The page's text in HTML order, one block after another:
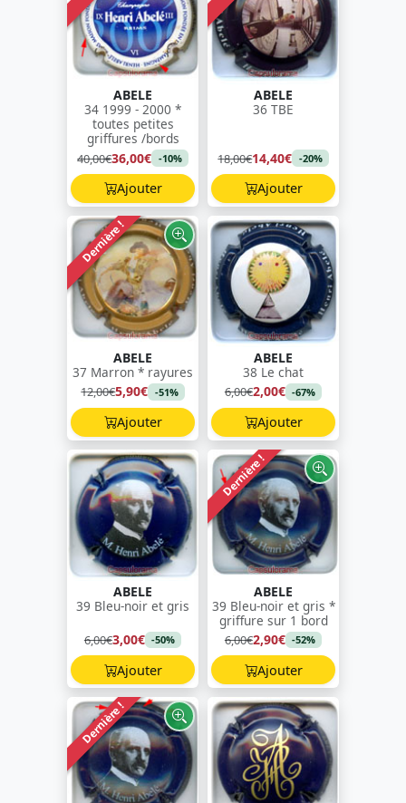
ABELE
34 1999 - 2000 *
toutes petites
griffures /bords
40,00€36,00€ -10%
Ajouter
ABELE
36 TBE
18,00€14,40€ -20%
Ajouter
Dernière !
ABELE
37 Marron * rayures
12,00€5,90€ -51%
Ajouter
ABELE
38 Le chat
6,00€2,00€ -67%
Ajouter
ABELE
39 Bleu-noir et gris
6,00€3,00€ -50%
Ajouter
Dernière !
ABELE
39 Bleu-noir et gris *
griffure sur 1 bord
6,00€2,90€ -52%
Ajouter
Dernière !